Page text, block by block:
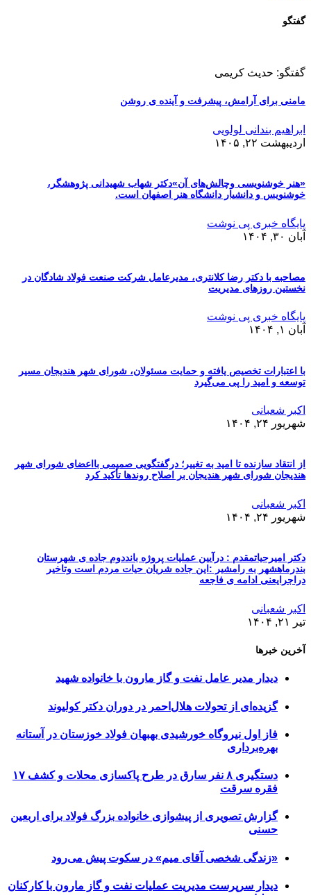
گفتگو
گفتگو: حدیث کریمی
مامنی برای آرامش، پیشرفت و آینده ی روشن
ابراهیم بندانی لولویی
اردیبهشت ۲۲, ۱۴۰۵
«هنر خوشنویسی وچالش‌های آن»دکتر شهاب شهیدانی پژوهشگر،
خوشنویس و دانشیار دانشگاه هنر اصفهان است.
پایگاه خبری پی نوشت
آبان ۳۰, ۱۴۰۴
مصاحبه با دکتر رضا کلانتری، مدیرعامل شرکت صنعت فولاد شادگان در
نخستین روزهای مدیریت
پایگاه خبری پی نوشت
آبان ۱, ۱۴۰۴
با اعتبارات تخصیص یافته و حمایت مسئولان، شورای شهر هندیجان مسیر
توسعه و امید را پی می‌گیرد
اکبر شعبانی
شهریور ۲۴, ۱۴۰۴
از انتقاد سازنده تا امید به تغییر؛ درگفتگویی صمیمی بااعضای شورای شهر
هندیجان شورای شهر هندیجان بر اصلاح روندها تأکید کرد
اکبر شعبانی
شهریور ۲۴, ۱۴۰۴
دکتر امیرحیاتمقدم : درآیین عملیات پروژه بانددوم جاده ی شهرستان
بندرماهشهر به رامشیر :این جاده شریان حیات مردم است وتاخیر
دراجرایعنی ادامه ی فاجعه
اکبر شعبانی
تیر ۲۱, ۱۴۰۴
آخرین خبرها
دیدار مدیر عامل نفت و گاز مارون با خانواده شهید
گزیده‌ای از تحولات هلال‌احمر در دوران دکتر کولیوند
فاز اول نیروگاه خورشیدی بهبهان فولاد خوزستان در آستانه
بهره‌برداری
دستگیری ۸ نفر سارق در طرح پاکسازی محلات و کشف ۱۷
فقره سرقت
گزارش تصویری از پیشوازی خانواده بزرگ فولاد برای اربعین
حسنی
«زندگی شخصی آقای میم» در سکوت پیش می‌رود
دیدار سرپرست مدیریت عملیات نفت و گاز مارون با کارکنان